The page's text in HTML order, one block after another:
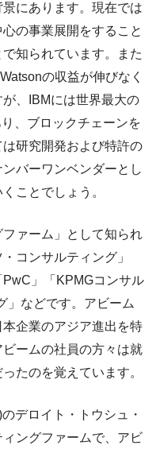
にあります。現在では
の事業展開をすること
知られています。また
の収益が伸びなく
、IBMには世界最大の
、ブロックチェーンを
研究開発および特許の
バーワンベンダーとし
ことでしょう。
ァーム」として知られ
コンサルティング」
PwC」「KPMGコンサル
」などです。アビーム
企業のアジア進出を特
ームの社員の方々は就
たのを覚えています。
デロイト・トウシュ・
ングファームで、アビ